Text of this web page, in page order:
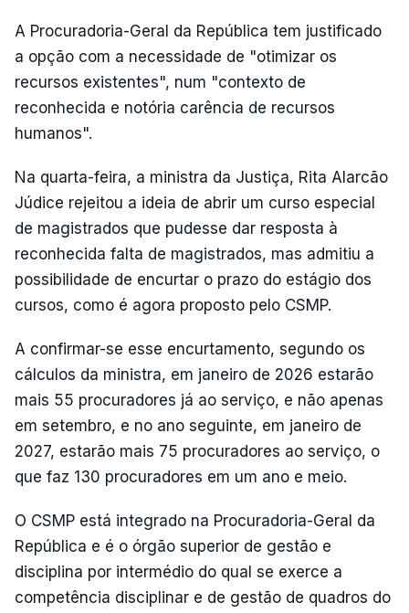
A Procuradoria-Geral da República tem justificado
a opção com a necessidade de "otimizar os
recursos existentes", num "contexto de
reconhecida e notória carência de recursos
humanos".
Na quarta-feira, a ministra da Justiça, Rita Alarcão
Júdice rejeitou a ideia de abrir um curso especial
de magistrados que pudesse dar resposta à
reconhecida falta de magistrados, mas admitiu a
possibilidade de encurtar o prazo do estágio dos
cursos, como é agora proposto pelo CSMP.
A confirmar-se esse encurtamento, segundo os
cálculos da ministra, em janeiro de 2026 estarão
mais 55 procuradores já ao serviço, e não apenas
em setembro, e no ano seguinte, em janeiro de
2027, estarão mais 75 procuradores ao serviço, o
que faz 130 procuradores em um ano e meio.
O CSMP está integrado na Procuradoria-Geral da
República e é o órgão superior de gestão e
disciplina por intermédio do qual se exerce a
competência disciplinar e de gestão de quadros do